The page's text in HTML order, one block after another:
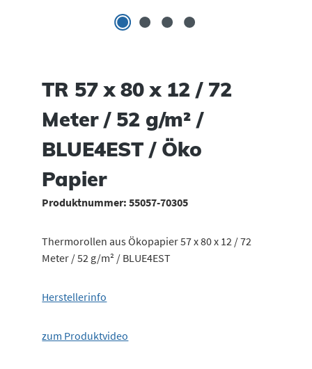
TR 57 x 80 x 12 / 72
Meter / 52 g/m² /
BLUE4EST / Öko
Papier
Produktnummer:55057-70305
Thermorollen aus Ökopapier 57 x 80 x 12 / 72
Meter / 52 g/m² / BLUE4EST
Herstellerinfo
zum Produktvideo